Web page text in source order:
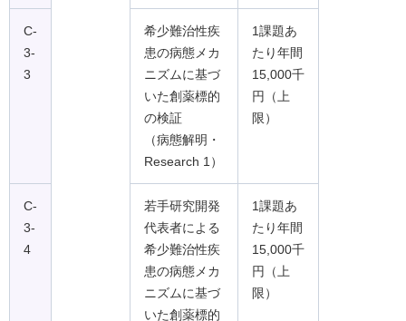
C-
3-
3
希少難治性疾
患の病態メカ
ニズムに基づ
いた創薬標的
の検証
（病態解明・
Research 1）
1課題あ
たり年間
15,000千
円（上
限）
C-
3-
4
若手研究開発
代表者による
希少難治性疾
患の病態メカ
ニズムに基づ
いた創薬標的
1課題あ
たり年間
15,000千
円（上
限）